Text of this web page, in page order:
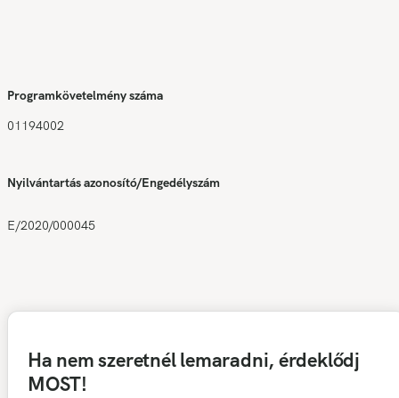
Programkövetelmény száma
01194002
Nyilvántartás azonosító/Engedélyszám
E/2020/000045
Ha nem szeretnél lemaradni, érdeklődj
MOST!